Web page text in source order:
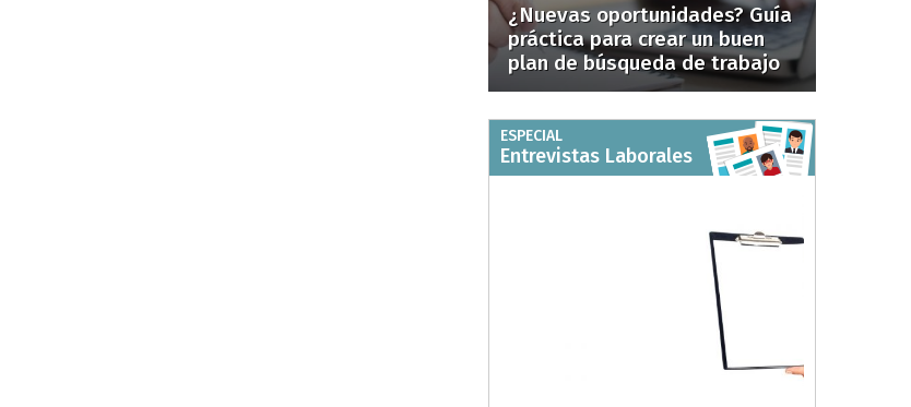
¿Nuevas oportunidades? Guía
práctica para crear un buen
plan de búsqueda de trabajo
ESPECIAL
Entrevistas Laborales